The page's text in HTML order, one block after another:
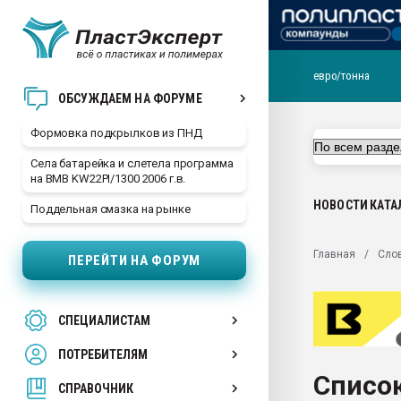
ОБСУЖДАЕМ НА ФОРУМЕ
Формовка подкрылков из ПНД
Села батарейка и слетела программа
на BMB KW22PI/1300 2006 г.в.
Поддельная смазка на рынке
ПЕРЕЙТИ НА ФОРУМ
СПЕЦИАЛИСТАМ
ПОТРЕБИТЕЛЯМ
СПРАВОЧНИК
29.07.2026 ФРП помог
Вакуум-формовочные
ближайшее
28.07.2026
первый план в
ситуацией на
евро/тонна
НОВОСТИ
Главная